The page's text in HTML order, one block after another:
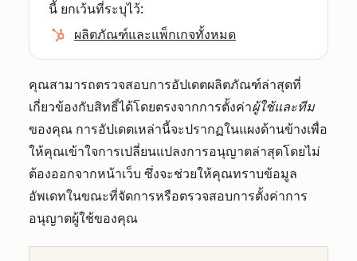
นี้ ยกเว้นที่ระบุไว้:
ผลิตภัณฑ์และแพ็กเกจทั้งหมด
คุณสามารถตรวจสอบการอัปเดตผลิตภัณฑ์ล่าสุดที่
เกี่ยวข้องกับสิทธิ์ได้โดยตรงจากการตั้งค่าผู้ใช้และทีม
ของคุณ การอัปเดตเหล่านี้จะปรากฏในแผงด้านข้างเพื่อ
ให้คุณเข้าใจการเปลี่ยนแปลงการอนุญาตล่าสุดโดยไม่
ต้องออกจากหน้าเว็บ ซึ่งจะช่วยให้คุณทราบข้อมูล
อัพเดทในขณะที่จัดการหรือตรวจสอบการตั้งค่าการ
อนุญาตผู้ใช้ของคุณ